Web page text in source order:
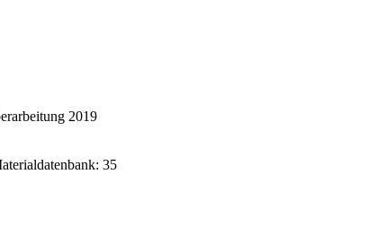
2019
35